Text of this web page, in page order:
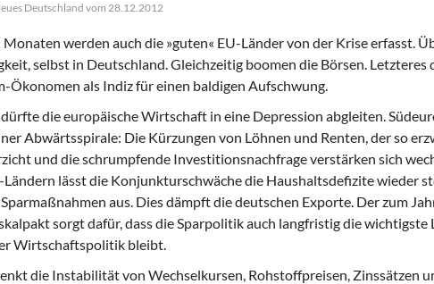
Deutschland vom 28.12.2012
Monaten werden auch die »guten« EU-Länder von der Krise erfasst.
selbst in Deutschland. Gleichzeitig boomen die Börsen. Letzteres
Ökonomen als Indiz für einen baldigen Aufschwung.
die europäische Wirtschaft in eine Depression abgleiten.
Abwärtsspirale: Die Kürzungen von Löhnen und Renten, der so
und die schrumpfende Investitionsnachfrage verstärken sich
Ländern lässt die Konjunkturschwäche die Haushaltsdefizite wieder
aus. Dies dämpft die deutschen Exporte. Der zum
sorgt dafür, dass die Sparpolitik auch langfristig die wichtigste
Wirtschaftspolitik bleibt.
die Instabilität von Wechselkursen, Rohstoffpreisen, Zinssätzen